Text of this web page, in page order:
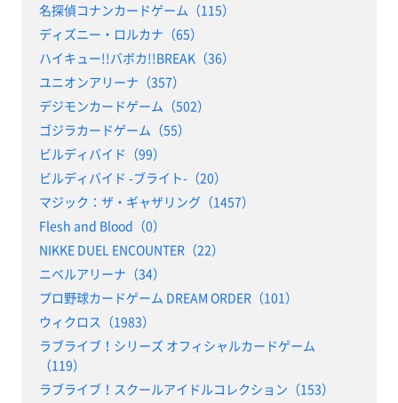
名探偵コナンカードゲーム（115）
ディズニー・ロルカナ（65）
ハイキュー!!バボカ!!BREAK（36）
ユニオンアリーナ（357）
デジモンカードゲーム（502）
ゴジラカードゲーム（55）
ビルディバイド（99）
ビルディバイド -ブライト-（20）
マジック：ザ・ギャザリング（1457）
Flesh and Blood（0）
NIKKE DUEL ENCOUNTER（22）
ニベルアリーナ（34）
プロ野球カードゲーム DREAM ORDER（101）
ウィクロス（1983）
ラブライブ！シリーズ オフィシャルカードゲーム
（119）
ラブライブ！スクールアイドルコレクション（153）